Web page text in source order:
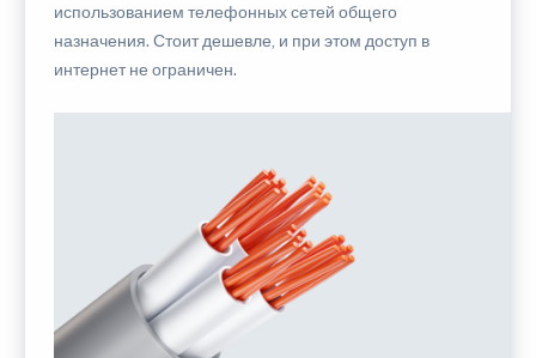
использованием телефонных сетей общего
назначения. Стоит дешевле, и при этом доступ в
интернет не ограничен.